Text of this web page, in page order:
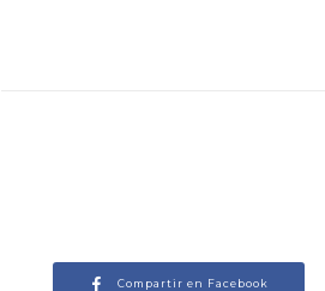
Compartir en Facebook